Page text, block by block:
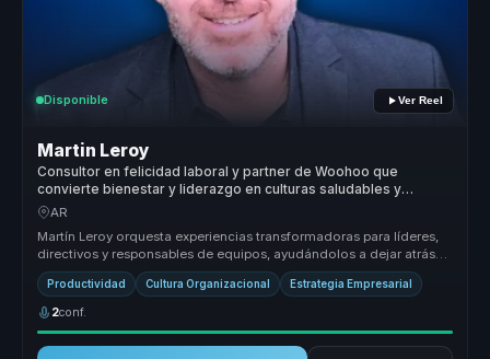
Disponible Ver Reel
Martin Leroy
Consultor en felicidad laboral y partner de Woohoo que
convierte bienestar y liderazgo en culturas saludables y
resultados para empresas.
AR
Martín Leroy orquesta experiencias transformadoras para líderes,
directivos y responsables de equipos, ayudándolos a dejar atrás
equipos ...
Productividad Cultura Organizacional Estrategia Empresarial
2conf.